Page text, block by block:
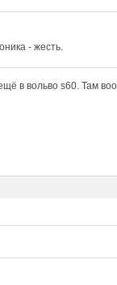
- жесть.
в вольво s60. Там